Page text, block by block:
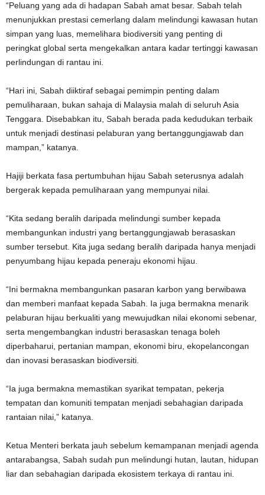
“Peluang yang ada di hadapan Sabah amat besar. Sabah telah
menunjukkan prestasi cemerlang dalam melindungi kawasan hutan
simpan yang luas, memelihara biodiversiti yang penting di
peringkat global serta mengekalkan antara kadar tertinggi kawasan
perlindungan di rantau ini.
“Hari ini, Sabah diiktiraf sebagai pemimpin penting dalam
pemuliharaan, bukan sahaja di Malaysia malah di seluruh Asia
Tenggara. Disebabkan itu, Sabah berada pada kedudukan terbaik
untuk menjadi destinasi pelaburan yang bertanggungjawab dan
mampan,” katanya.
Hajiji berkata fasa pertumbuhan hijau Sabah seterusnya adalah
bergerak kepada pemuliharaan yang mempunyai nilai.
“Kita sedang beralih daripada melindungi sumber kepada
membangunkan industri yang bertanggungjawab berasaskan
sumber tersebut. Kita juga sedang beralih daripada hanya menjadi
penyumbang hijau kepada peneraju ekonomi hijau.
“Ini bermakna membangunkan pasaran karbon yang berwibawa
dan memberi manfaat kepada Sabah. Ia juga bermakna menarik
pelaburan hijau berkualiti yang mewujudkan nilai ekonomi sebenar,
serta mengembangkan industri berasaskan tenaga boleh
diperbaharui, pertanian mampan, ekonomi biru, ekopelancongan
dan inovasi berasaskan biodiversiti.
“Ia juga bermakna memastikan syarikat tempatan, pekerja
tempatan dan komuniti tempatan menjadi sebahagian daripada
rantaian nilai,” katanya.
Ketua Menteri berkata jauh sebelum kemampanan menjadi agenda
antarabangsa, Sabah sudah pun melindungi hutan, lautan, hidupan
liar dan sebahagian daripada ekosistem terkaya di rantau ini.